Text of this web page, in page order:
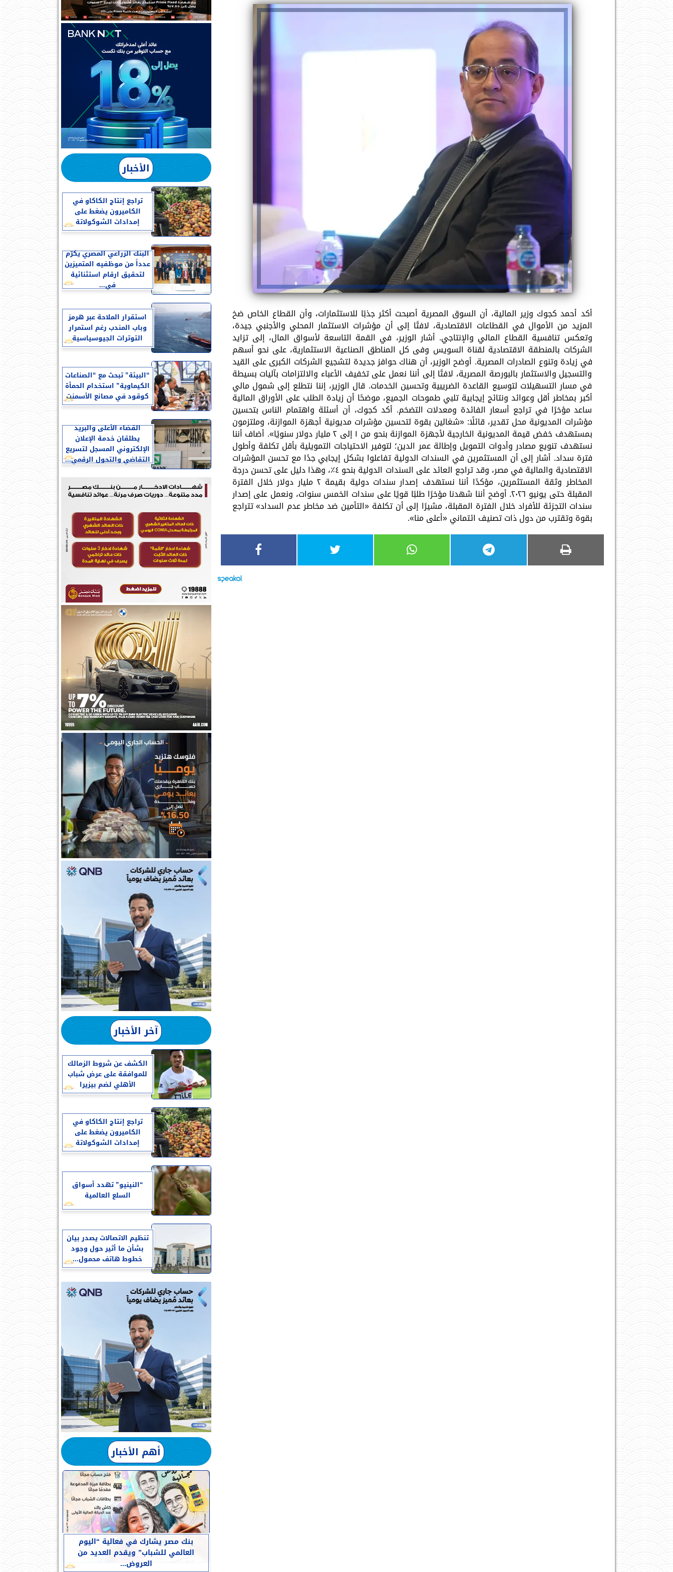
أكد أحمد كجوك وزير المالية، أن السوق المصرية أصبحت أكثر جذبًا للاستثمارات، وأن القطاع الخاص ضخ
المزيد من الأموال في القطاعات الاقتصادية، لافتًا إلى أن مؤشرات الاستثمار المحلي والأجنبي جيدة،
وتعكس تنافسية القطاع المالي والإنتاجي. أشار الوزير، في القمة التاسعة لأسواق المال، إلى تزايد
الشركات بالمنطقة الاقتصادية لقناة السويس وفى كل المناطق الصناعية الاستثمارية، على نحو أسهم
في زيادة وتنوع الصادرات المصرية. أوضح الوزير، أن هناك حوافز جديدة لتشجيع الشركات الكبرى على القيد
والتسجيل والاستثمار بالبورصة المصرية، لافتًا إلى أننا نعمل على تخفيف الأعباء والالتزامات بآليات بسيطة
في مسار التسهيلات لتوسيع القاعدة الضريبية وتحسين الخدمات. قال الوزير، إننا نتطلع إلى شمول مالي
أكبر بمخاطر أقل وعوائد ونتائج إيجابية تلبي طموحات الجميع، موضحًا أن زيادة الطلب على الأوراق المالية
ساعد مؤخرًا في تراجع أسعار الفائدة ومعدلات التضخم. أكد كجوك، أن أسئلة واهتمام الناس بتحسين
مؤشرات المديونية محل تقدير، قائلًا: «شغالين بقوة لتحسين مؤشرات مديونية أجهزة الموازنة، وملتزمون
بمستهدف خفض قيمة المديونية الخارجية لأجهزة الموازنة بنحو من ١ إلى ٢ مليار دولار سنويًا». أضاف أننا
نستهدف تنويع مصادر وأدوات التمويل وإطالة عمر الدين؛ لتوفير الاحتياجات التمويلية بأقل تكلفة وأطول
فترة سداد. أشار إلى أن المستثمرين في السندات الدولية تفاعلوا بشكل إيجابي جدًا مع تحسن المؤشرات
الاقتصادية والمالية في مصر، وقد تراجع العائد على السندات الدولية بنحو ٤٪، وهذا دليل على تحسن درجة
المخاطر وثقة المستثمرين، مؤكدًا أننا نستهدف إصدار سندات دولية بقيمة ٢ مليار دولار خلال الفترة
المقبلة حتى يونيو ٢٠٢٦. أوضح أننا شهدنا مؤخرًا طلبًا قويًا على سندات الخمس سنوات، ونعمل على إصدار
سندات التجزئة للأفراد خلال الفترة المقبلة، مشيرًا إلى أن تكلفة «التأمين ضد مخاطر عدم السداد» تتراجع
بقوة وتقترب من دول ذات تصنيف ائتماني «أعلى منا».
الأخبار
تراجع إنتاج الكاكاو في
الكاميرون يضغط على
إمدادات الشوكولاتة
البنك الزراعي المصري يكرّم
عدداً من موظفيه المتميزين
لتحقيق ارقام استثنائية
في...
استقرار الملاحة عبر هرمز
وباب المندب رغم استمرار
التوترات الجيوسياسية
“البيئة” تبحث مع “الصناعات
الكيماوية” استخدام الحمأة
كوقود في مصانع الأسمنت
القضاء الأعلى والبريد
يطلقان خدمة الإعلان
الإلكتروني المسجل لتسريع
التقاضي والتحول الرقمي...
آخر الأخبار
الكشف عن شروط الزمالك
للموافقة على عرض شباب
الأهلي لضم بيزيرا
تراجع إنتاج الكاكاو في
الكاميرون يضغط على
إمدادات الشوكولاتة
“النينيو” تهدد أسواق
السلع العالمية
تنظيم الاتصالات يصدر بيان
بشأن ما أثير حول وجود
خطوط هاتف محمول...
أهم الأخبار
بنك مصر يشارك في فعالية “اليوم
العالمي للشباب” ويقدم العديد من
العروض...